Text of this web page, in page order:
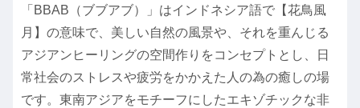
「BBAB（ブブアブ）」はインドネシア語で【花鳥風
月】の意味で、美しい自然の風景や、それを重んじる
アジアンヒーリングの空間作りをコンセプトとし、日
常社会のストレスや疲労をかかえた人の為の癒しの場
です。東南アジアをモチーフにしたエキゾチックな非